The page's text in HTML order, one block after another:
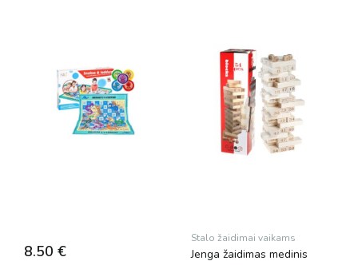
8.50 €
Stalo žaidimai vaikams
Jenga žaidimas medinis